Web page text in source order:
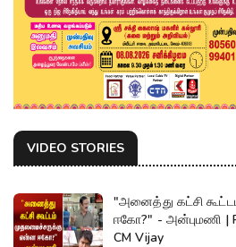
VIDEO STORIES
"அனைத்து கட்சி
ஈகோ?" - அன்புமணி |
CM Vijay